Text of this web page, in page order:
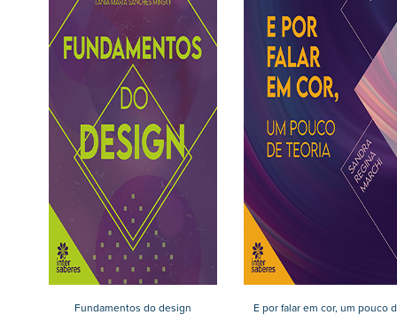
Fundamentos do design E por falar em cor, um pouco